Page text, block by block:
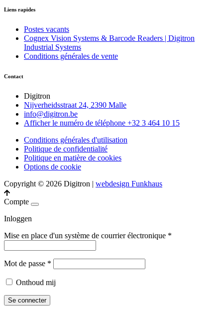
Liens rapides
Postes vacants
Cognex Vision Systems & Barcode Readers | Digitron
Industrial Systems
Conditions générales de vente
Contact
Digitron
Nijverheidsstraat 24, 2390 Malle
info@digitron.be
Afficher le numéro de téléphone +32 3 464 10 15
Conditions générales d'utilisation
Politique de confidentialité
Politique en matière de cookies
Options de cookie
Copyright © 2026 Digitron | webdesign Funkhaus
Compte
Inloggen
Mise en place d'un système de courrier électronique *
Mot de passe *
Onthoud mij
Se connecter